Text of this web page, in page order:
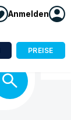
Anmelden
PREISE